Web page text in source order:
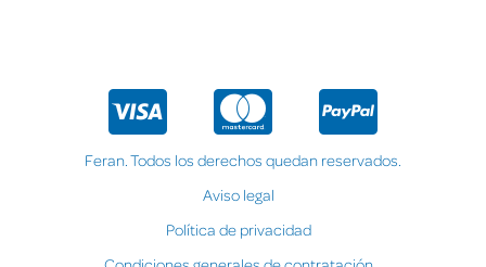
Feran. Todos los derechos quedan reservados.
Aviso legal
Política de privacidad